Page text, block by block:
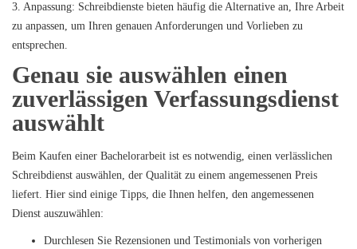
3. Anpassung: Schreibdienste bieten häufig die Alternative an, Ihre Arbeit
zu anpassen, um Ihren genauen Anforderungen und Vorlieben zu
entsprechen.
Genau sie auswählen einen
zuverlässigen Verfassungsdienst
auswählt
Beim Kaufen einer Bachelorarbeit ist es notwendig, einen verlässlichen
Schreibdienst auswählen, der Qualität zu einem angemessenen Preis
liefert. Hier sind einige Tipps, die Ihnen helfen, den angemessenen
Dienst auszuwählen:
Durchlesen Sie Rezensionen und Testimonials von vorherigen